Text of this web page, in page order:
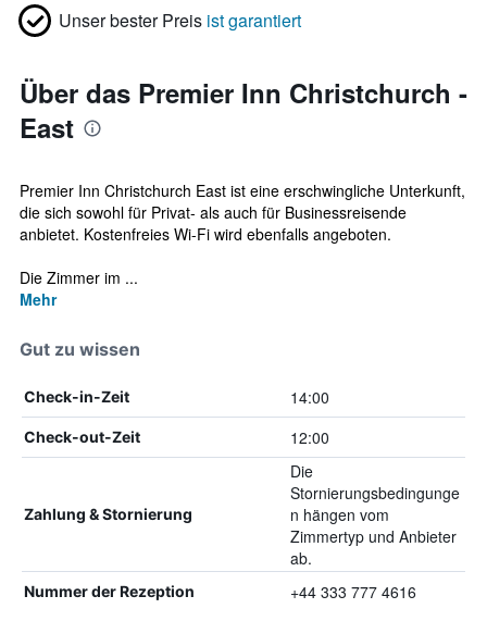
Unser bester Preis ist garantiert
Über das Premier Inn Christchurch -
East
Premier Inn Christchurch East ist eine erschwingliche Unterkunft,
die sich sowohl für Privat- als auch für Businessreisende
anbietet. Kostenfreies Wi-Fi wird ebenfalls angeboten.
Die Zimmer im ...
Mehr
Gut zu wissen
Check-in-Zeit 14:00
Check-out-Zeit 12:00
Zahlung & Stornierung
Die
Stornierungsbedingunge
n hängen vom
Zimmertyp und Anbieter
ab.
Nummer der Rezeption +44 333 777 4616